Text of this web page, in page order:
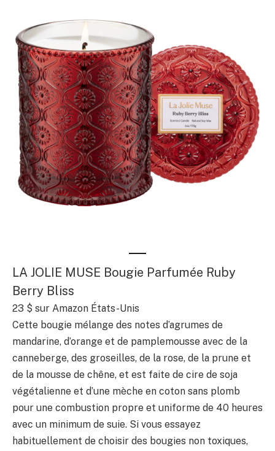
LA JOLIE MUSE Bougie Parfumée Ruby
Berry Bliss
23 $ sur Amazon États-Unis
Cette bougie mélange des notes d’agrumes de
mandarine, d’orange et de pamplemousse avec de la
canneberge, des groseilles, de la rose, de la prune et
de la mousse de chêne, et est faite de cire de soja
végétalienne et d’une mèche en coton sans plomb
pour une combustion propre et uniforme de 40 heures
avec un minimum de suie. Si vous essayez
habituellement de choisir des bougies non toxiques,